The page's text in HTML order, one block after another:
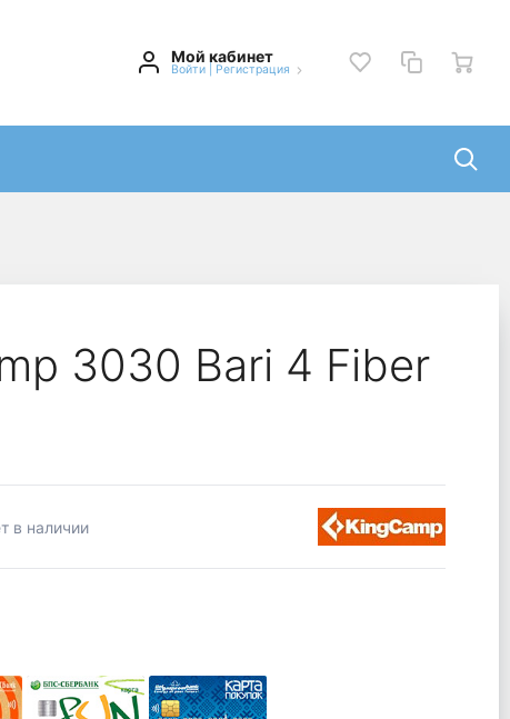
Мой кабинет
Войти Регистрация
3030 Bari 4 Fiber
в наличии